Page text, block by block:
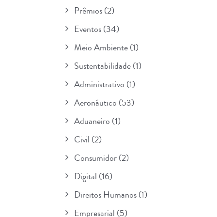
Prêmios(2)
Eventos(34)
Meio Ambiente(1)
Sustentabilidade(1)
Administrativo (1)
Aeronáutico (53)
Aduaneiro (1)
Civil (2)
Consumidor(2)
Digital (16)
Direitos Humanos(1)
Empresarial (5)